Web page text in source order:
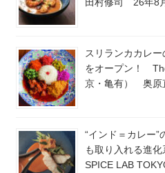
スリランカカレ
をオープン！
京・亀有） 奥
“インド＝カレー
も取り入れる進
SPICE LAB